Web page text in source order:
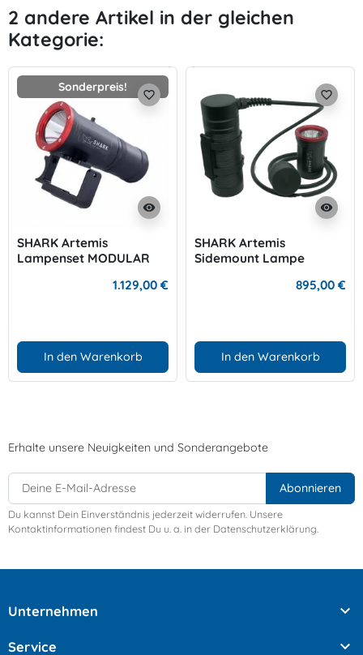
2 andere Artikel in der gleichen
Kategorie:
Sonderpreis!
visibility
favorite_border
SHARK Artemis
Lampenset MODULAR
1.129,00 €
In den Warenkorb
visibility
favorite_border
SHARK Artemis
Sidemount Lampe
895,00 €
In den Warenkorb
Erhalte unsere Neuigkeiten und Sonderangebote
Du kannst Dein Einverständnis jederzeit widerrufen. Unsere
Kontaktinformationen findest Du u. a. in der Datenschutzerklärung.
Unternehmen 
Service 